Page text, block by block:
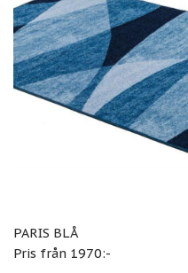
PARIS BLÅ
Pris från 1970:-